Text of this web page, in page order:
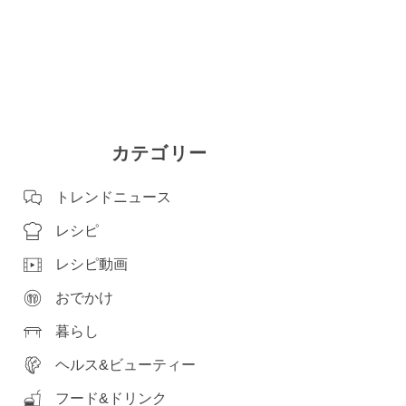
カテゴリー
トレンドニュース
レシピ
レシピ動画
おでかけ
暮らし
ヘルス&ビューティー
フード&ドリンク